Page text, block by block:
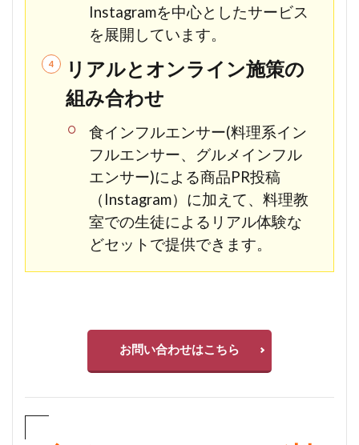
Instagramを中心としたサービス
を展開しています。
リアルとオンライン施策の
組み合わせ
食インフルエンサー(料理系イン
フルエンサー、グルメインフル
エンサー)による商品PR投稿
（Instagram）に加えて、料理教
室での生徒によるリアル体験な
どセットで提供できます。
お問い合わせはこちら